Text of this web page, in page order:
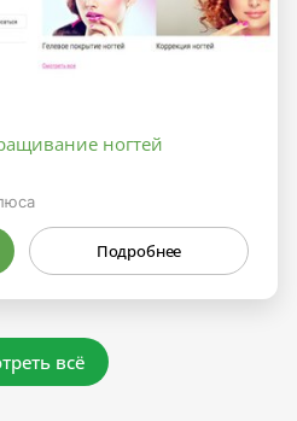
ногтей
Подробнее
всё